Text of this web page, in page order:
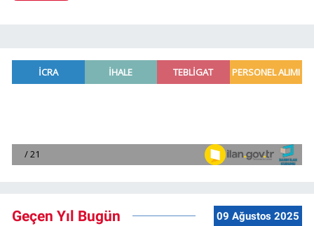
Geçen Yıl Bugün 09 Ağustos 2025